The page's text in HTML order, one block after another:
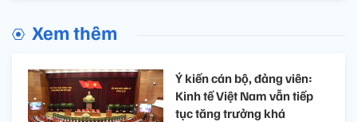
Xem thêm
Ý kiến cán bộ, đảng viên:
Kinh tế Việt Nam vẫn tiếp
tục tăng trưởng khá